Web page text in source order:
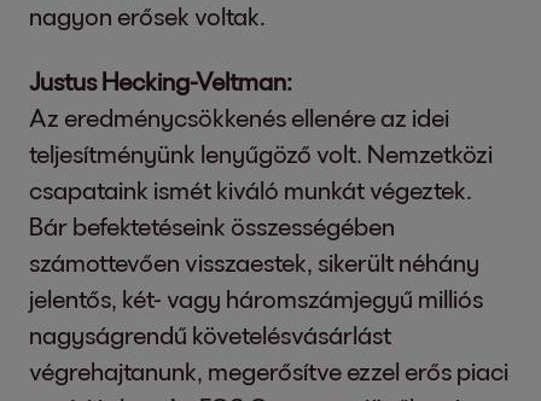
nagyon erősek voltak.
Justus Hecking-Veltman:
Az eredménycsökkenés ellenére az idei
teljesítményünk lenyűgöző volt. Nemzetközi
csapataink ismét kiváló munkát végeztek.
Bár befektetéseink összességében
számottevően visszaestek, sikerült néhány
jelentős, két- vagy háromszámjegyű milliós
nagyságrendű követelésvásárlást
végrehajtanunk, megerősítve ezzel erős piaci